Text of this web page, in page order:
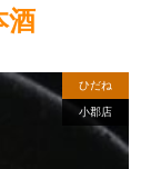
酒
ひだね
小郡店